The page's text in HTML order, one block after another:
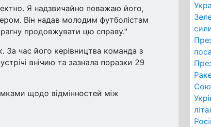
Я надзвичайно поважаю його,
Він надав молодим футболістам
продовжувати цю справу."
За час його керівництва команда з
внічию та зазнала поразки 29
щодо відмінностей між